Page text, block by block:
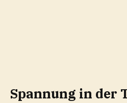
Spannung in der